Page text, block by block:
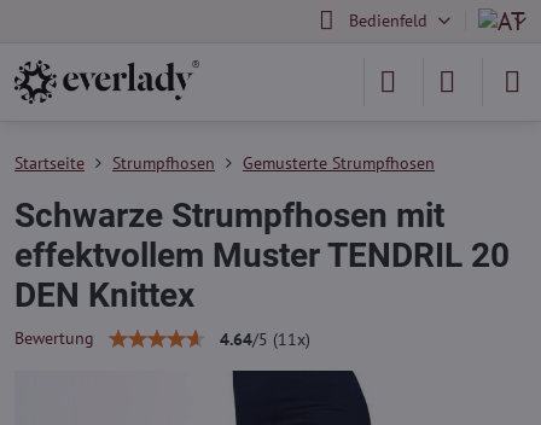
Bedienfeld
Startseite Strumpfhosen Gemusterte Strumpfhosen
Schwarze Strumpfhosen mit
effektvollem Muster TENDRIL 20
DEN Knittex
Bewertung 4.64/5 (11 x)